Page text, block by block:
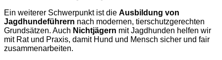
Ein weiterer Schwerpunkt ist die Ausbildung von
Jagdhundeführern nach modernen, tierschutzgerechten
Grundsätzen. Auch Nichtjägern mit Jagdhunden helfen wir
mit Rat und Praxis, damit Hund und Mensch sicher und fair
zusammenarbeiten.